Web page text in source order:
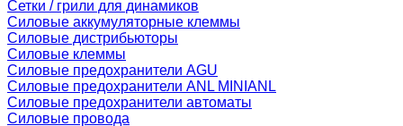
Сетки / грили для динамиков
Силовые аккумуляторные клеммы
Силовые дистрибьюторы
Силовые клеммы
Силовые предохранители AGU
Силовые предохранители ANL MINIANL
Силовые предохранители автоматы
Силовые провода